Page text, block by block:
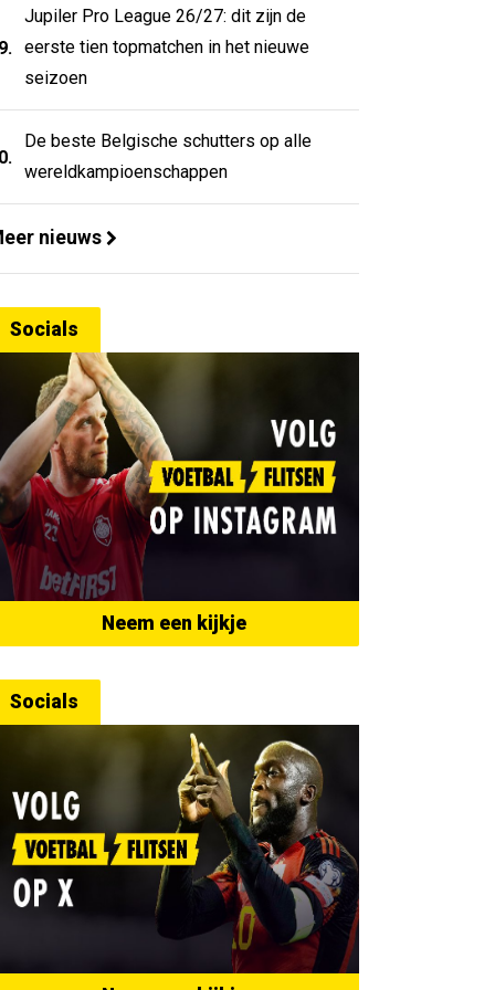
Jupiler Pro League 26/27: dit zijn de
eerste tien topmatchen in het nieuwe
seizoen
De beste Belgische schutters op alle
wereldkampioenschappen
nieuws
Socials
Neem een kijkje
Socials